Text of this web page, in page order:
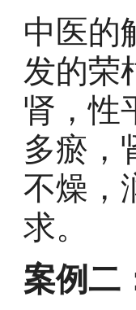
中医的
发的荣
肾，性
多瘀，
不燥，
求。
案例二